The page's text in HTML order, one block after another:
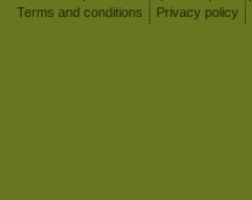
Terms and conditions
Privacy policy